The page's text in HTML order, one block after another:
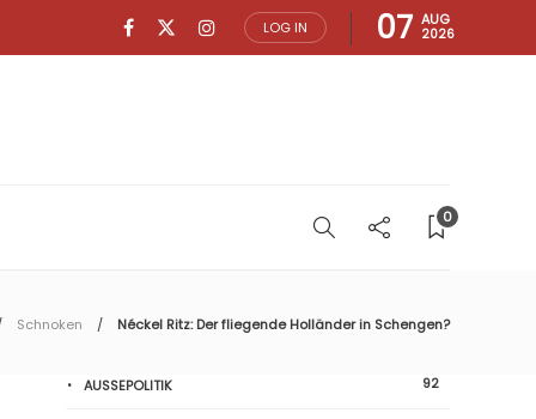
LOG IN 07 AUG
2026
0
Schnoken Néckel Ritz: Der fliegende Holländer in Schengen?
AUSSEPOLITIK 92